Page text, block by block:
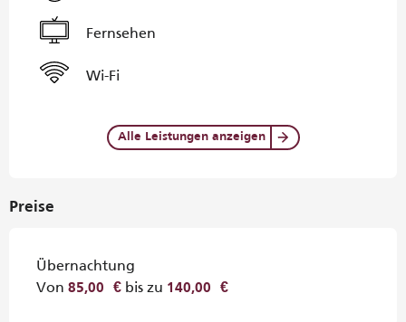
Fernsehen
Wi-Fi
Alle Leistungen anzeigen
Preise
Übernachtung
Von 85,00 € bis zu 140,00 €